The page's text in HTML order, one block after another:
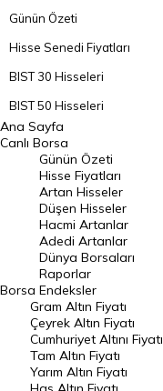
Günün Özeti
Hisse Senedi Fiyatları
BIST 30 Hisseleri
BIST 50 Hisseleri
BIST 100 Hisseleri
En Çok Artan Hisseler
En Çok Düşen Hisseler
Hacmi Artanlar
Geçmiş Kapanışlar
Dünya Borsaları
Raporlar
Endeksler
DÖVİZ
Ana Sayfa
Canlı Borsa
Borsa
Günün Özeti
Hisse Fiyatları
Artan Hisseler
Düşen Hisseler
Hacmi Artanlar
Adedi Artanlar
Dünya Borsaları
Raporlar
Endeksler
Gram Altın Fiyatı
Çeyrek Altın Fiyatı
Cumhuriyet Altını Fiyatı
Tam Altın Fiyatı
Yarım Altın Fiyatı